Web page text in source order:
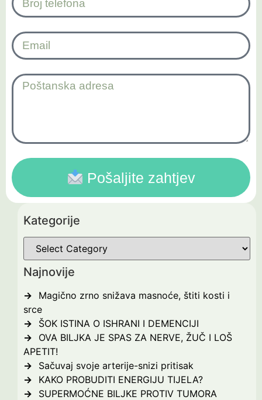
Pošaljite zahtjev
Kategorije
Najnovije
Magično zrno snižava masnoće, štiti kosti i
srce
ŠOK ISTINA O ISHRANI I DEMENCIJI
OVA BILJKA JE SPAS ZA NERVE, ŽUČ I LOŠ
APETIT!
Sačuvaj svoje arterije-snizi pritisak
KAKO PROBUDITI ENERGIJU TIJELA?
SUPERMOĆNE BILJKE PROTIV TUMORA